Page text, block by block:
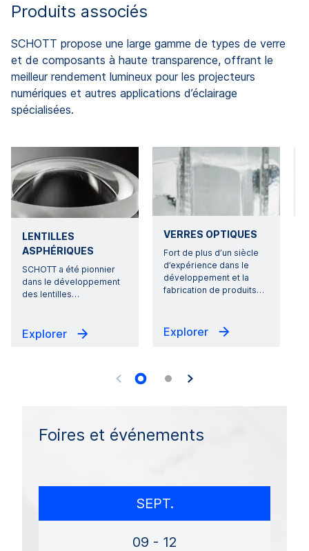
Produits associés
SCHOTT propose une large gamme de types de verre
et de composants à haute transparence, offrant le
meilleur rendement lumineux pour les projecteurs
numériques et autres applications d’éclairage
spécialisées.
LENTILLES
ASPHÉRIQUES
SCHOTT a été pionnier
dans le développement
des lentilles…
Explorer
VERRES OPTIQUES
Fort de plus d’un siècle
d’expérience dans le
développement et la
fabrication de produits…
Explorer
Foires et événements
SEPT.
09 - 12